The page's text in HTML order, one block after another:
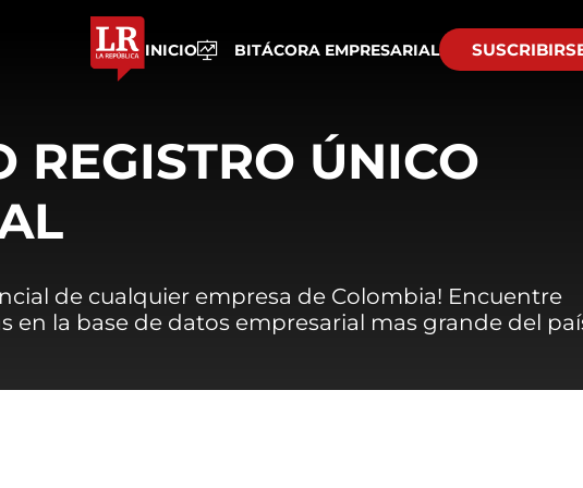
INICIO BITÁCORA EMPRESARIAL
REGISTRO ÚNICO
de cualquier empresa de Colombia! Encuentre
en la base de datos empresarial mas grande del